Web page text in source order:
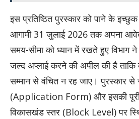
इस प्रतिष्ठित पुरस्कार को पाने के
आगामी 31 जुलाई 2026 तक अपना
समय-सीमा को ध्यान में रखते हुए विभाग
जल्द अप्लाई करने की अपील की है ताकि
सम्मान से वंचित न रह जाए। पुरस्कार
(Application Form) और इसकी पूरी
विकासखंड स्तर (Block Level) पर